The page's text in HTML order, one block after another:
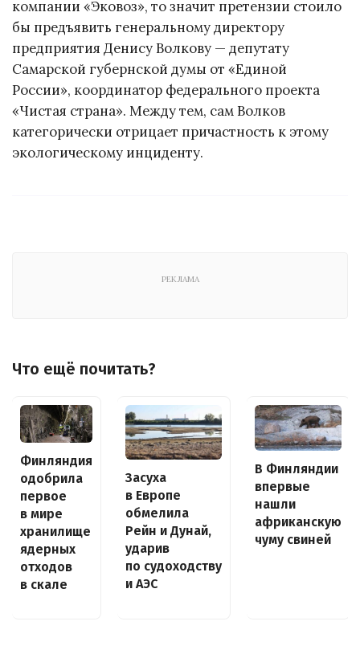
компании «Эковоз», то значит претензии стоило
бы предъявить генеральному директору
предприятия Денису Волкову — депутату
Самарской губернской думы от «Единой
России», координатор федерального проекта
«Чистая страна». Между тем, сам Волков
категорически отрицает причастность к этому
экологическому инциденту.
РЕКЛАМА
Что ещё почитать?
Финляндия
одобрила
первое
в мире
хранилище
ядерных
отходов
в скале
Засуха
в Европе
обмелила
Рейн и Дунай,
ударив
по судоходству
и АЭС
В Финляндии
впервые
нашли
африканскую
чуму свиней